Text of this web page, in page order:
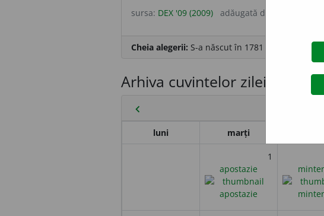
sursa: DEX '09 (2009) adăugată de
Cheia alegerii: S-a născut în 1781 René
Arhiva cuvintelor zilei
chevron_left
luni marți
1
apostazie